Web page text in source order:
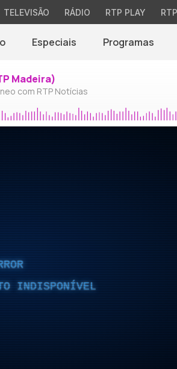
TELEVISÃO RÁDIO RTP PLAY
Especiais Programas
Madeira)
com RTP Notícias
INDISPONÍVEL